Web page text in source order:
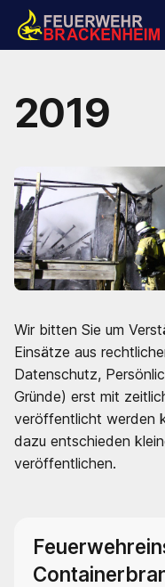
2019
Wir bitten Sie um
Einsätze aus
Datenschutz,
Gründe) erst mit
veröffentlicht werden
dazu entschieden
veröffentlichen.